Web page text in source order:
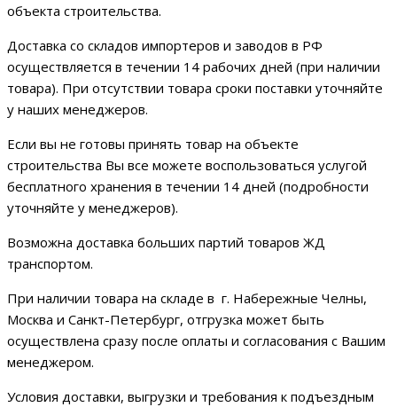
объекта строительства.
Доставка со складов импортеров и заводов в РФ
осуществляется в течении 14 рабочих дней (при наличии
товара). При отсутствии товара сроки поставки уточняйте
у наших менеджеров.
Если вы не готовы принять товар на объекте
строительства Вы все можете воспользоваться услугой
бесплатного хранения в течении 14 дней (подробности
уточняйте у менеджеров).
Возможна доставка больших партий товаров ЖД
транспортом.
При наличии товара на складе в г. Набережные Челны,
Москва и Санкт-Петербург, отгрузка может быть
осуществлена сразу после оплаты и согласования с Вашим
менеджером.
Условия доставки, выгрузки и требования к подъездным